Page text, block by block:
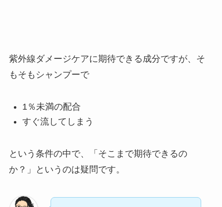
紫外線ダメージケアに期待できる成分ですが、そ
もそもシャンプーで
1％未満の配合
すぐ流してしまう
という条件の中で、「そこまで期待できるの
か？」というのは疑問です。